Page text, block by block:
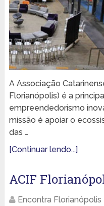
A Associação
Florianópolis) é a
empreendedorismo
missão é apoiar o
das …
[Continuar lendo...]
ACIF
Encontra Florianópolis